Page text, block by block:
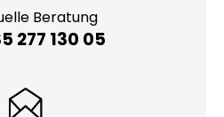
Beratung
277 130 05